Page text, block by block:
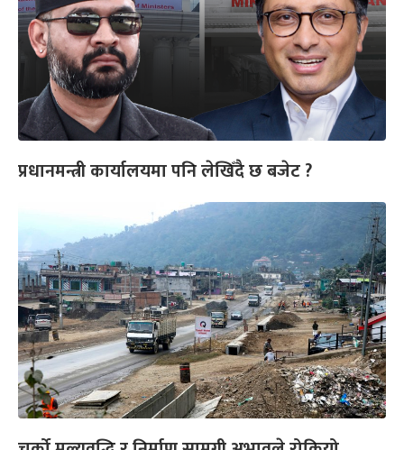
प्रधानमन्त्री कार्यालयमा पनि लेखिँदै छ बजेट ?